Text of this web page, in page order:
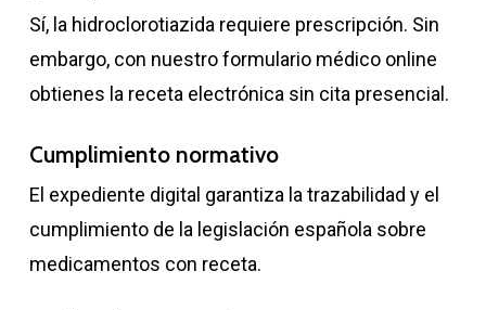
Sí, la hidroclorotiazida requiere prescripción. Sin
embargo, con nuestro formulario médico online
obtienes la receta electrónica sin cita presencial.
Cumplimiento normativo
El expediente digital garantiza la trazabilidad y el
cumplimiento de la legislación española sobre
medicamentos con receta.